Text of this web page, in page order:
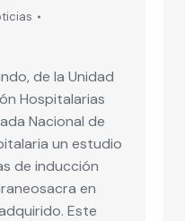
de la Unidad
Hospitalarias
Nacional de
un estudio
de inducción
en
Este